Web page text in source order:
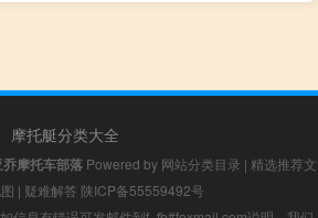
摩托艇分类大全
乔摩托车部落Powered by 网站分类目录 | 精选推荐文
| 疑难解答 陕ICP备55559492号